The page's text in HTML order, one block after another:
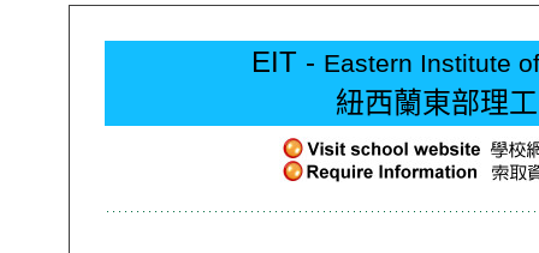
EIT - Eastern Institute
紐西蘭東部理